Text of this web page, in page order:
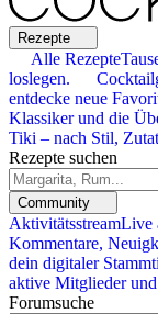
Rezepte
Alle Rezepte
loslegen.
entdecke neue
Klassiker und die
Tiki – nach Stil,
Rezepte suchen
Community
AktivitätsstreamLive
Kommentare,
dein digitaler
aktive Mitglieder
Forumsuche